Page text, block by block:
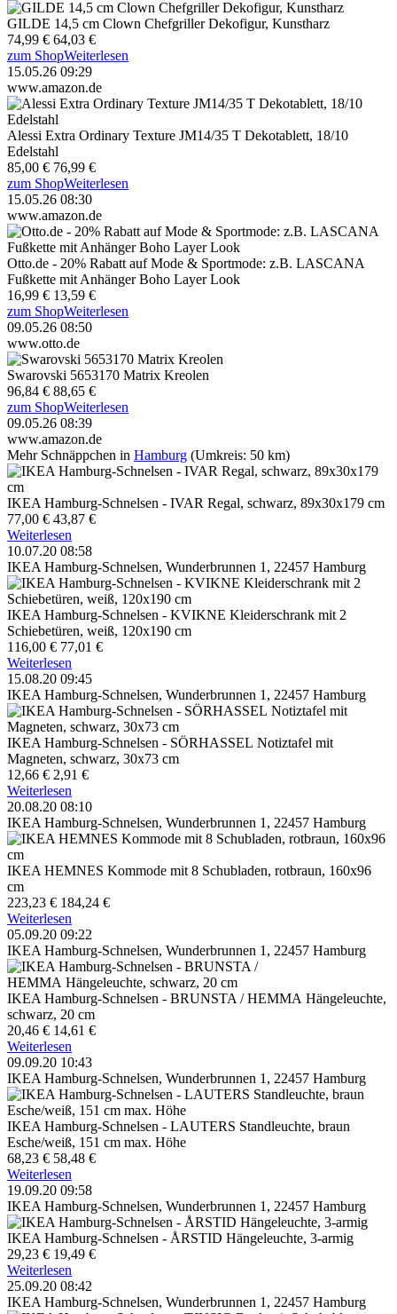
GILDE 14,5 cm Clown Chefgriller Dekofigur, Kunstharz
74,99 € 64,03 €
zum ShopWeiterlesen
15.05.26 09:29
www.amazon.de
Alessi Extra Ordinary Texture JM14/35 T Dekotablett, 18/10
Edelstahl
85,00 € 76,99 €
zum ShopWeiterlesen
15.05.26 08:30
www.amazon.de
Otto.de - 20% Rabatt auf Mode & Sportmode: z.B. LASCANA
Fußkette mit Anhänger Boho Layer Look
16,99 € 13,59 €
zum ShopWeiterlesen
09.05.26 08:50
www.otto.de
Swarovski 5653170 Matrix Kreolen
96,84 € 88,65 €
zum ShopWeiterlesen
09.05.26 08:39
www.amazon.de
Mehr Schnäppchen in Hamburg (Umkreis: 50 km)
IKEA Hamburg-Schnelsen - IVAR Regal, schwarz, 89x30x179 cm
77,00 € 43,87 €
Weiterlesen
10.07.20 08:58
IKEA Hamburg-Schnelsen, Wunderbrunnen 1, 22457 Hamburg
IKEA Hamburg-Schnelsen - KVIKNE Kleiderschrank mit 2
Schiebetüren, weiß, 120x190 cm
116,00 € 77,01 €
Weiterlesen
15.08.20 09:45
IKEA Hamburg-Schnelsen, Wunderbrunnen 1, 22457 Hamburg
IKEA Hamburg-Schnelsen - SÖRHASSEL Notiztafel mit
Magneten, schwarz, 30x73 cm
12,66 € 2,91 €
Weiterlesen
20.08.20 08:10
IKEA Hamburg-Schnelsen, Wunderbrunnen 1, 22457 Hamburg
IKEA HEMNES Kommode mit 8 Schubladen, rotbraun, 160x96
cm
223,23 € 184,24 €
Weiterlesen
05.09.20 09:22
IKEA Hamburg-Schnelsen, Wunderbrunnen 1, 22457 Hamburg
IKEA Hamburg-Schnelsen - BRUNSTA / HEMMA Hängeleuchte,
schwarz, 20 cm
20,46 € 14,61 €
Weiterlesen
09.09.20 10:43
IKEA Hamburg-Schnelsen, Wunderbrunnen 1, 22457 Hamburg
IKEA Hamburg-Schnelsen - LAUTERS Standleuchte, braun
Esche/weiß, 151 cm max. Höhe
68,23 € 58,48 €
Weiterlesen
19.09.20 09:58
IKEA Hamburg-Schnelsen, Wunderbrunnen 1, 22457 Hamburg
IKEA Hamburg-Schnelsen - ÅRSTID Hängeleuchte, 3-armig
29,23 € 19,49 €
Weiterlesen
25.09.20 08:42
IKEA Hamburg-Schnelsen, Wunderbrunnen 1, 22457 Hamburg